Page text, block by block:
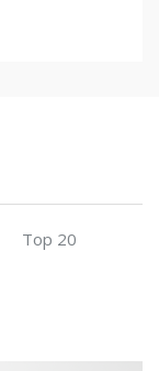
Top 20